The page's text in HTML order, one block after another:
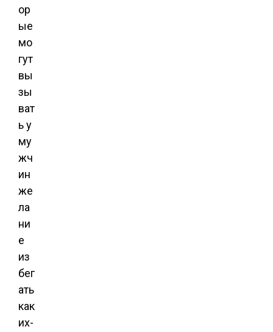
ор
ые
мо
гут
вы
зы
ват
ь у
му
жч
ин
же
ла
ни
е
из
бег
ать
как
их-